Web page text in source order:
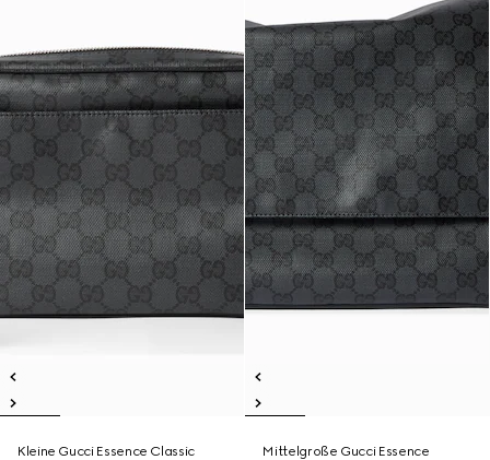
Kleine Gucci Essence Classic
Mittelgroße Gucci Essence